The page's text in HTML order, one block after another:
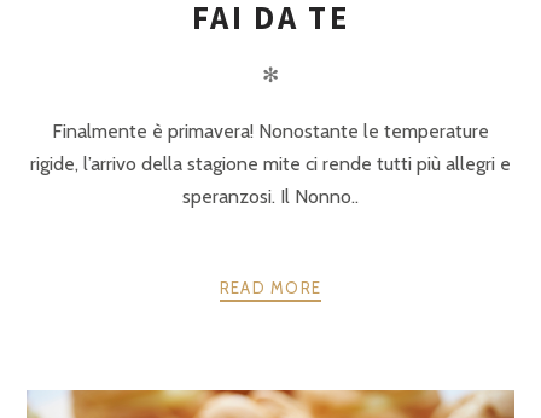
FAI DA TE
✻
Finalmente è primavera! Nonostante le temperature
rigide, l’arrivo della stagione mite ci rende tutti più allegri e
speranzosi. Il Nonno..
READ MORE